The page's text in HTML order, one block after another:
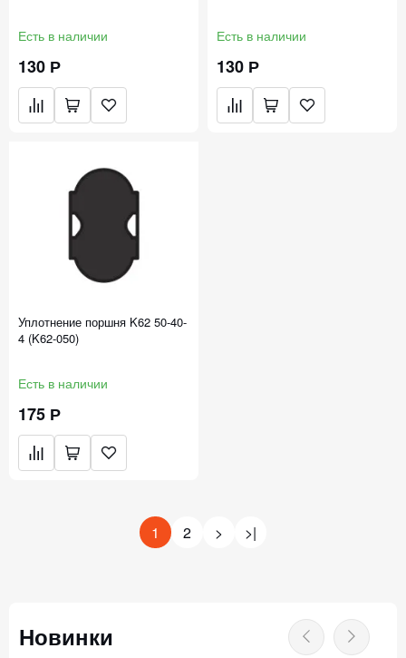
Есть в наличии
130 Р
Есть в наличии
130 Р
Уплотнение поршня K62 50-40-
4 (K62-050)
Есть в наличии
175 Р
1 2 > >|
Новинки